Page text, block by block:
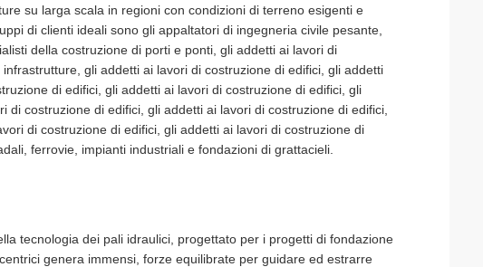
su larga scala in regioni con condizioni di terreno esigenti e
di clienti ideali sono gli appaltatori di ingegneria civile pesante,
della costruzione di porti e ponti, gli addetti ai lavori di
gli addetti ai lavori di costruzione di edifici, gli addetti
di edifici, gli addetti ai lavori di costruzione di edifici, gli
costruzione di edifici, gli addetti ai lavori di costruzione di edifici,
di costruzione di edifici, gli addetti ai lavori di costruzione di
ferrovie, impianti industriali e fondazioni di grattacieli.
tecnologia dei pali idraulici, progettato per i progetti di fondazione
genera immensi, forze equilibrate per guidare ed estrarre